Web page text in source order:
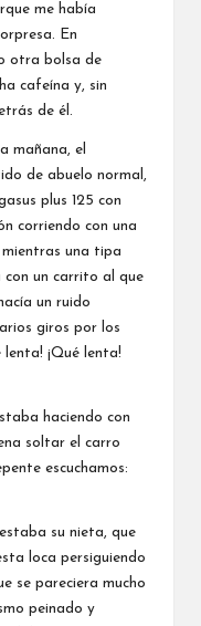
me había
En
otra bolsa de
cafeína y, sin
de él.
mañana, el
de abuelo normal,
plus 125 con
corriendo con una
una tipa
con un carrito al que
un ruido
giros por los
¡Qué lenta!
haciendo con
soltar el carro
escuchamos:
su nieta, que
loca persiguiendo
se pareciera mucho
peinado y